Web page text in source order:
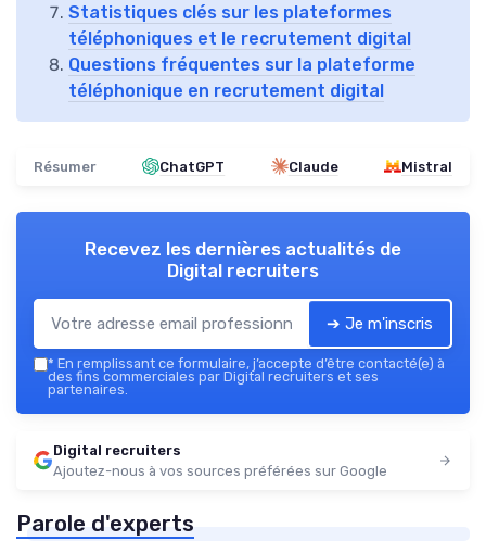
Statistiques clés sur les plateformes
téléphoniques et le recrutement digital
Questions fréquentes sur la plateforme
téléphonique en recrutement digital
Résumer ChatGPT Claude Mistral
Recevez les dernières actualités de
Digital recruiters
➔ Je m'inscris
* En remplissant ce formulaire, j’accepte d’être contacté(e) à
des fins commerciales par Digital recruiters et ses
partenaires.
Digital recruiters
Ajoutez-nous à vos sources préférées sur Google
Parole d'experts